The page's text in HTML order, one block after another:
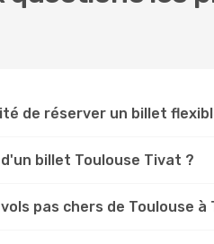
de réserver un billet
billet Toulouse Tivat ?
pas chers de Toulouse à